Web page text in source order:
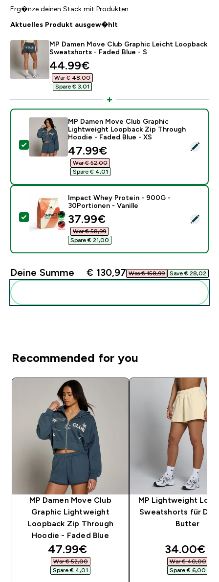
Erg�nze deinen Stack mit Produkten
Aktuelles Produkt ausgew�hlt
MP Damen Move Club Graphic Leicht Loopback
Sweatshorts - Faded Blue - S
discounted price
44.99€‎
War € 48,00‎
Spare € 3,01‎
Dieses Produkt ausw�hlen - MP Damen Move Club
MP Damen Move Club Graphic
Lightweight Loopback Zip Through
Hoodie - Faded Blue - XS
discounted price
47.99€‎
War € 52,00‎
Spare € 4,01‎
Dieses Produkt ausw�hlen - Impact Whey Protein -
Impact Whey Protein - 900G -
30Portionen - Vanille
discounted price
37.99€‎
War € 58,99‎
Spare € 21,00‎
Deine Summe € 130,97‎ Was € 158,99‎ Save € 28,02‎
Recommended for you
MP Damen Move Club
Graphic Lightweight
Loopback Zip Through
Hoodie - Faded Blue
discounted price
47.99€‎
War € 52,00‎
Spare € 4,01‎
MP Lightweight
Sweatshorts für
Butter
34.00€‎
War € 40,00‎
Spare € 6,00‎